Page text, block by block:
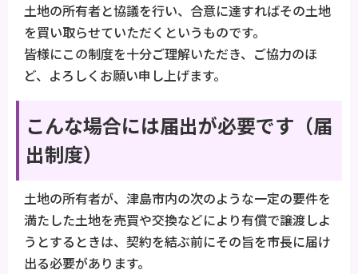
土地の所有者と協議を行い、合意に達すればその土地
を買い取らせていただくというものです。
皆様にこの制度を十分ご理解いただき、ご協力のほ
ど、よろしくお願い申し上げます。
こんな場合には届出が必要です（届
出制度）
土地の所有者が、津島市内の次のような一定の要件を
満たした土地を売買や交換などにより有償で譲渡しよ
うとするときは、契約を結ぶ前にその旨を市長に届け
出る必要があります。